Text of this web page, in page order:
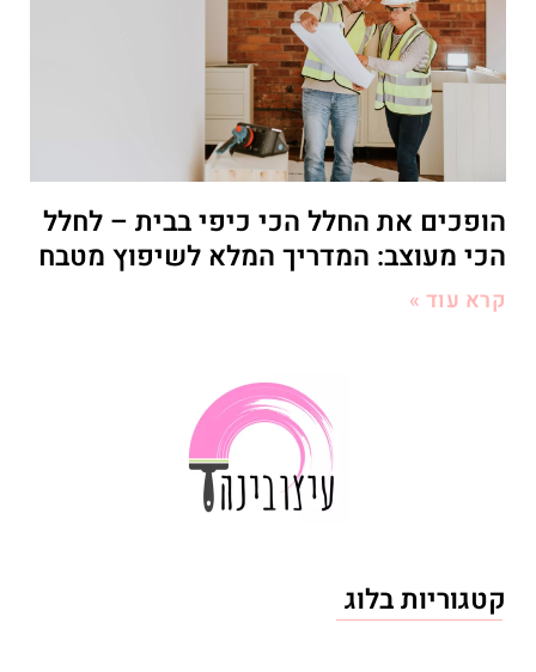
הופכים את החלל הכי כיפי בבית – לחלל
הכי מעוצב: המדריך המלא לשיפוץ מטבח
קרא עוד »
קטגוריות בלוג